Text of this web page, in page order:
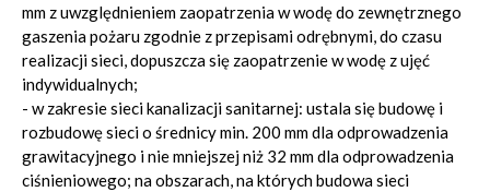
mm z uwzględnieniem zaopatrzenia w wodę do zewnętrznego
gaszenia pożaru zgodnie z przepisami odrębnymi, do czasu
realizacji sieci, dopuszcza się zaopatrzenie w wodę z ujęć
indywidualnych;
- w zakresie sieci kanalizacji sanitarnej: ustala się budowę i
rozbudowę sieci o średnicy min. 200 mm dla odprowadzenia
grawitacyjnego i nie mniejszej niż 32 mm dla odprowadzenia
ciśnieniowego; na obszarach, na których budowa sieci